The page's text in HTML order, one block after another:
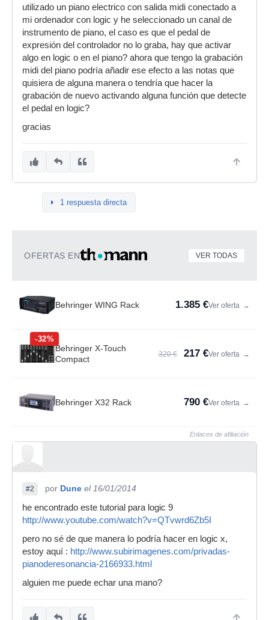
utilizado un piano electrico con salida midi conectado a
mi ordenador con logic y he seleccionado un canal de
instrumento de piano, el caso es que el pedal de
expresión del controlador no lo graba, hay que activar
algo en logic o en el piano? ahora que tengo la grabación
midi del piano podría añadir ese efecto a las notas que
quisiera de alguna manera o tendría que hacer la
grabación de nuevo activando alguna función que detecte
el pedal en logic?
gracias
1 respuesta directa
OFERTAS EN VER TODAS
Behringer WING Rack 1.385 €Ver oferta →
-32%
Behringer X-Touch
Compact
320 € 217 €Ver oferta →
Behringer X32 Rack 790 €Ver oferta →
Enlaces de afiliación
#2 por Dune el 16/01/2014
he encontrado este tutorial para logic 9
http://www.youtube.com/watch?v=QTvwrd6Zb5I
pero no sé de que manera lo podría hacer en logic x,
estoy aquí : http://www.subirimagenes.com/privadas-
pianoderesonancia-2166933.html
alguien me puede echar una mano?